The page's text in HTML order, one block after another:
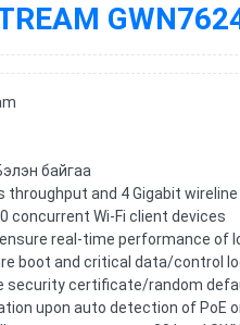
байгаа
throughput and 4 Gigabit wireline
concurrent Wi-Fi client devices
real-time performance of
boot and critical data/control
security certificate/random
upon auto detection of PoE